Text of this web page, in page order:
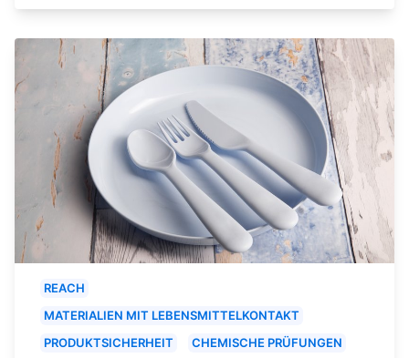
REACH
MATERIALIEN MIT LEBENSMITTELKONTAKT
PRODUKTSICHERHEIT
CHEMISCHE PRÜFUNGEN